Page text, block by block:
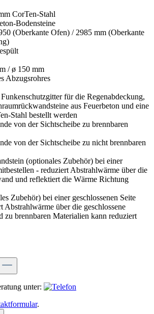
CorTen-Stahl
Bodensteine
(Oberkante Ofen) / 2985 mm (Oberkante
/ ø 150 mm
Abzugsrohres
für die Regenabdeckung,
aus Feuerbeton und eine
Stahl bestellt werden
von der Sichtscheibe zu brennbaren
von der Sichtscheibe zu nicht brennbaren
(optionales Zubehör) bei einer
- reduziert Abstrahlwärme über die
und reflektiert die Wärme Richtung
Zubehör) bei einer geschlossenen Seite
Abstrahlwärme über die geschlossene
zu brennbaren Materialien kann reduziert
unter:
.